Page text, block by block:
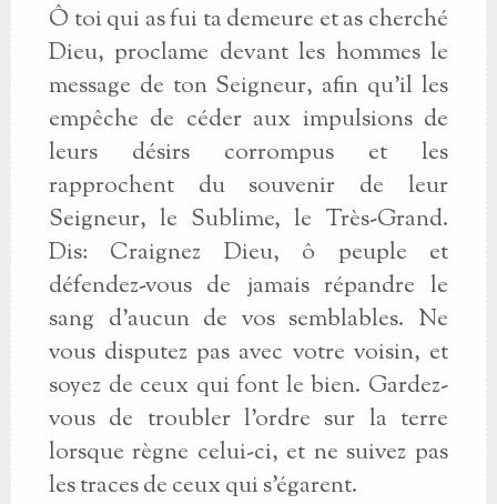
Ô toi qui as fui ta demeure et as cherché
Dieu, proclame devant les hommes le
message de ton Seigneur, afin qu'il les
empêche de céder aux impulsions de
leurs désirs corrompus et les
rapprochent du souvenir de leur
Seigneur, le Sublime, le Très-Grand.
Dis: Craignez Dieu, ô peuple et
défendez-vous de jamais répandre le
sang d'aucun de vos semblables. Ne
vous disputez pas avec votre voisin, et
soyez de ceux qui font le bien. Gardez-
vous de troubler l'ordre sur la terre
lorsque règne celui-ci, et ne suivez pas
les traces de ceux qui s'égarent.